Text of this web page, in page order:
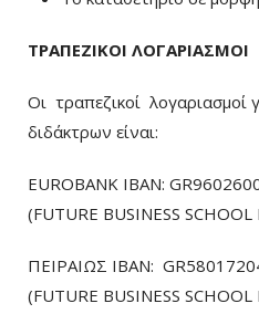
ΤΡΑΠΕΖΙΚΟΙ ΛΟΓΑΡΙΑΣΜΟΙ
Οι τραπεζικοί λογαριασμοί
διδάκτρων είναι:
EUROBANK IBAN:
(FUTURE BUSINESS SCHOOL
ΠΕΙΡΑΙΩΣ ΙΒΑΝ:
(FUTURE BUSINESS SCHOOL